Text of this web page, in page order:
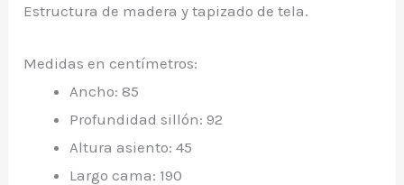
Estructura de madera y tapizado de tela.
Medidas en centímetros:
Ancho: 85
Profundidad sillón: 92
Altura asiento: 45
Largo cama: 190